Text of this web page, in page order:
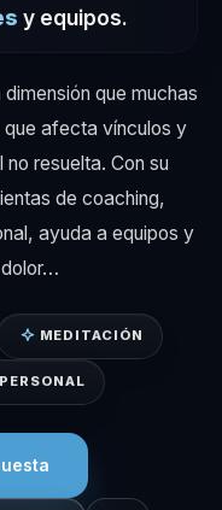
y equipos.
que muchas
afecta vínculos y
resuelta. Con su
de coaching,
ayuda a equipos y
MEDITACIÓN